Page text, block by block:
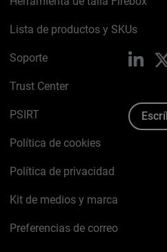
Lista de productos y SKUs
Soporte
Trust Center
PSIRT
Política de cookies
Política de privacidad
Kit de medios y marca
Preferencias de correo